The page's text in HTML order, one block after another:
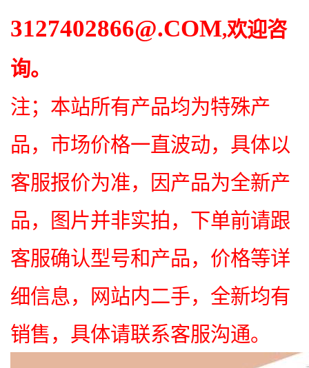
3127402866@.COM,欢迎咨
询。
注；本站所有产品均为特殊产
品，市场价格一直波动，具体以
客服报价为准，因产品为全新产
品，图片并非实拍，下单前请跟
客服确认型号和产品，价格等详
细信息，网站内二手，全新均有
销售，具体请联系客服沟通。